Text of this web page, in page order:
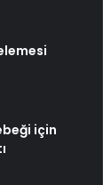
için